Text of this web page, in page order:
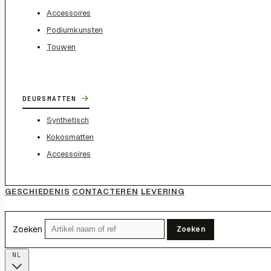
Accessoires
Podiumkunsten
Touwen
DEURSMATTEN →
Synthetisch
Kokosmatten
Accessoires
GESCHIEDENIS CONTACTEREN LEVERING
Zoeken Zoeken